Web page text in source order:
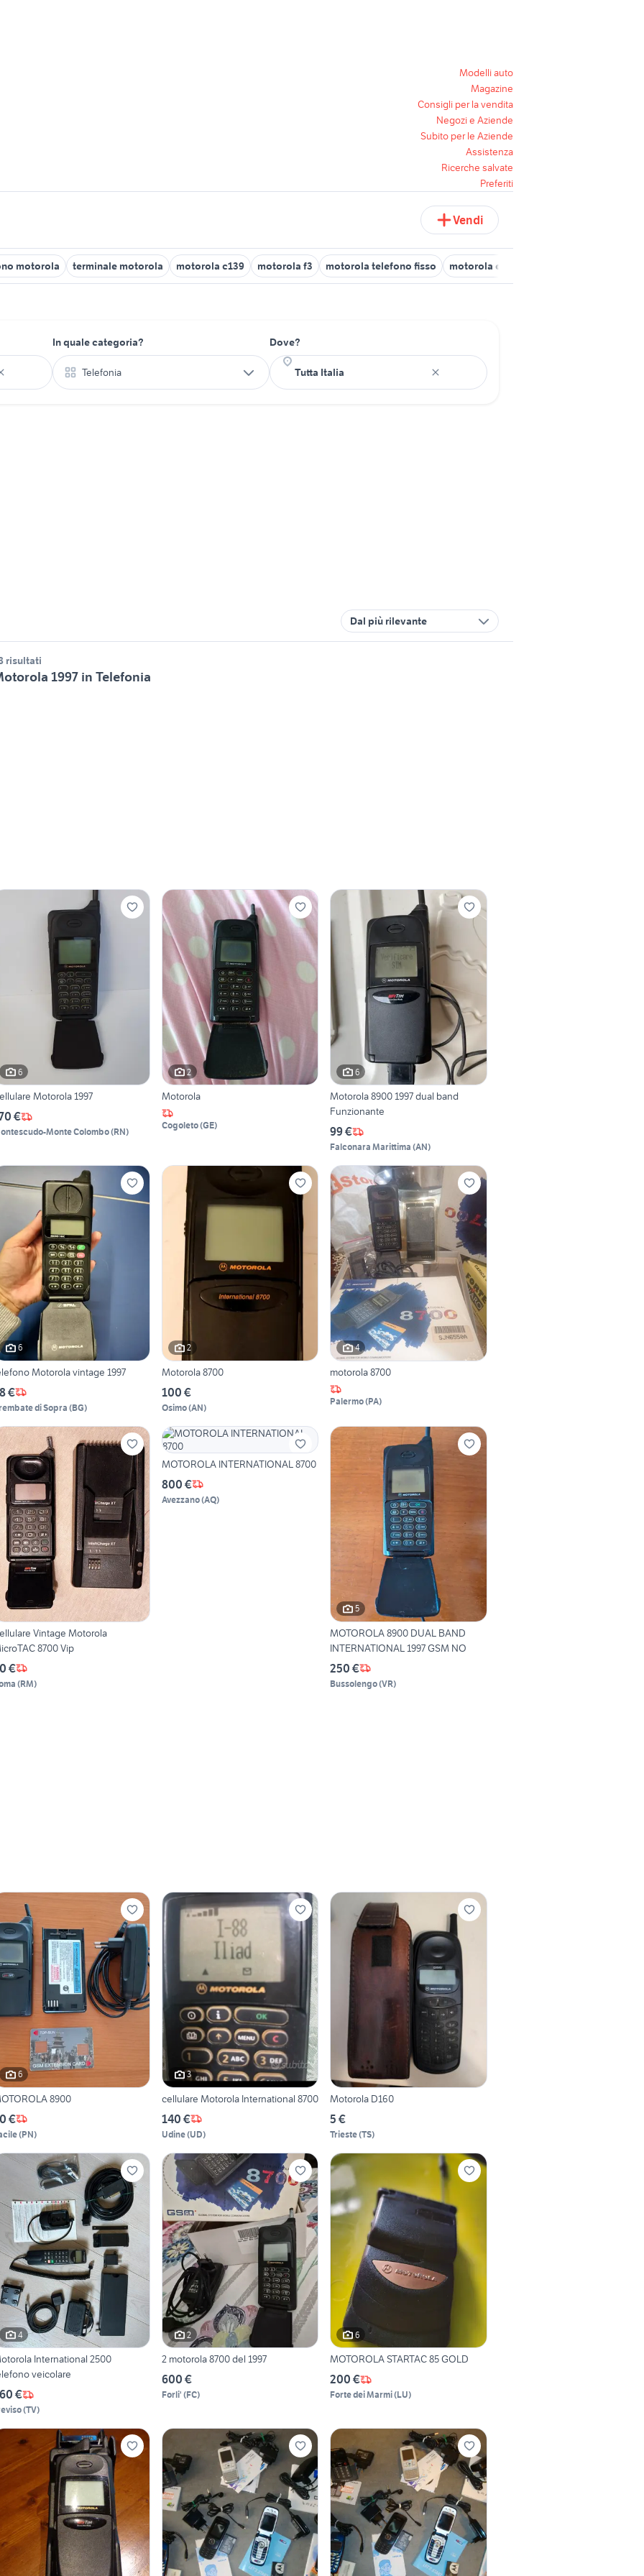
Modelli auto
Magazine
Consigli per la vendita
Negozi e Aziende
Subito per le Aziende
Assistenza
Ricerche salvate
Preferiti
Vendi
motorola terminale motorola motorola c139 motorola f3 motorola telefono fisso motorola e6
In quale categoria?
Telefonia
Dove?
Dal più rilevante
risultati
1997 in Telefonia
6
Motorola 1997
€
Monte Colombo(RN)
2
Motorola
Cogoleto(GE)
6
Motorola 8900 1997 dual band
Funzionante
99 €
Falconara Marittima (AN)
6
Motorola vintage 1997
€
di Sopra (BG)
2
Motorola 8700
100 €
Osimo(AN)
4
motorola 8700
Palermo(PA)
Vintage Motorola
8700 Vip
€
(RM)
MOTOROLA INTERNATIONAL 8700
800 €
Avezzano(AQ)
5
MOTOROLA 8900 DUAL BAND
INTERNATIONAL 1997 GSM NO
250 €
Bussolengo(VR)
6
8900
€
(PN)
3
cellulare Motorola International 8700
140 €
Udine(UD)
Motorola D160
5 €
Trieste(TS)
4
International 2500
veicolare
€
(TV)
2
2 motorola 8700 del 1997
600 €
Forli' (FC)
6
MOTOROLA STARTAC 85 GOLD
200 €
Forte dei Marmi(LU)